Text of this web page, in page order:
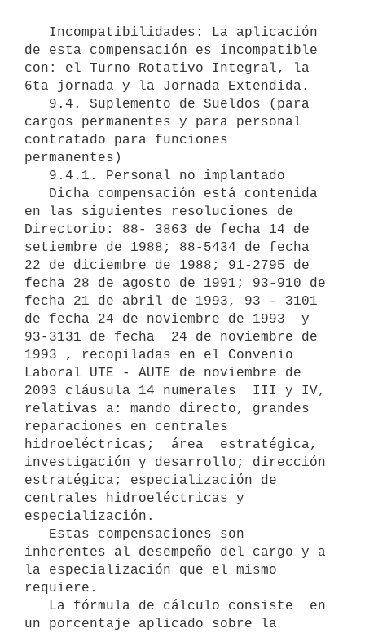
de esta compensación es incompatible
con: el Turno Rotativo Integral, la
6ta jornada y la Jornada Extendida.
cargos permanentes y para personal
contratado para funciones
permanentes)
en las siguientes resoluciones de
Directorio: 88- 3863 de fecha 14 de
setiembre de 1988; 88-5434 de fecha
22 de diciembre de 1988; 91-2795 de
fecha 28 de agosto de 1991; 93-910 de
fecha 21 de abril de 1993, 93 - 3101
de fecha 24 de noviembre de 1993  y
93-3131 de fecha  24 de noviembre de
1993 , recopiladas en el Convenio
Laboral UTE - AUTE de noviembre de
2003 cláusula 14 numerales  III y IV,
relativas a: mando directo, grandes
reparaciones en centrales
hidroeléctricas;  área  estratégica,
investigación y desarrollo; dirección
estratégica; especialización de
centrales hidroeléctricas y
especialización.
inherentes al desempeño del cargo y a
la especialización que el mismo
requiere.
un porcentaje aplicado sobre la